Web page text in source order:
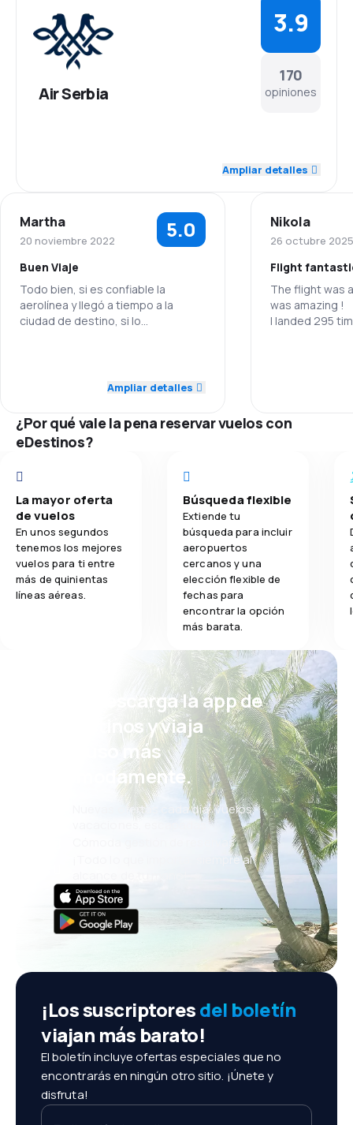
Air Serbia
170
opiniones
3.9
Red de conexiones 4.0
Precio del billete 3.8
Comodidad de viaje 3.8
Ampliar detalles
Martha
20 noviembre 2022 5.0
Buen Viaje
Todo bien, si es confiable la
aerolínea y llegó a tiempo a la
ciudad de destino, si lo
5.0
Red de conexiones 5.0
5.0
Comodidad de viaje 5.0
Transporte de equipaje 5.0
Comidas 5.0
Ampliar detalles
Nikola
26 octubre 2025
Flight
The flight was
was amazing !
I landed 295
of the Captain
Red de
Precio del
Comodidad
Transporte
¿Por qué vale la pena reservar vuelos con
eDestinos?
La mayor oferta
de vuelos
En unos segundos
tenemos los mejores
vuelos para ti entre
más de quinientas
líneas aéreas.
Búsqueda flexible
Extiende tu
búsqueda para incluir
aeropuertos
cercanos y una
elección flexible de
fechas para
encontrar la opción
más barata.
¡Eh! Descarga la app de
eDestinos y viaja
incluso más
cómodamente.
Nuevas ofertas cada día: vuelos,
vacaciones, escapadas
Cómoda gestión de reservas
¡Todo lo que importa, siempre al
¡Los suscriptoresdel boletín
viajan más barato!
El boletín incluye ofertas especiales que no
encontrarás en ningún otro sitio. ¡Únete y
disfruta!
Tu dirección de email